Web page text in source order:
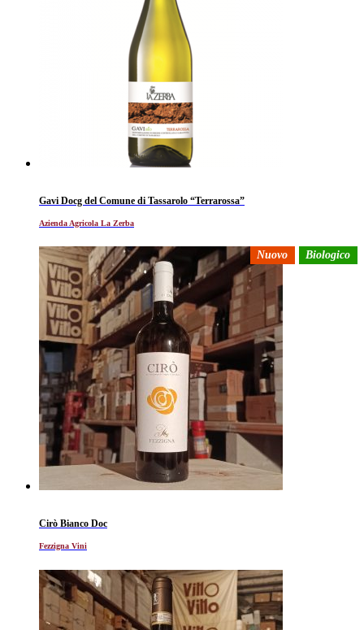
Gavi Docg del Comune di Tassarolo “Terrarossa”
Azienda Agricola La Zerba
Nuovo Biologico
Cirò Bianco Doc
Fezzigna Vini